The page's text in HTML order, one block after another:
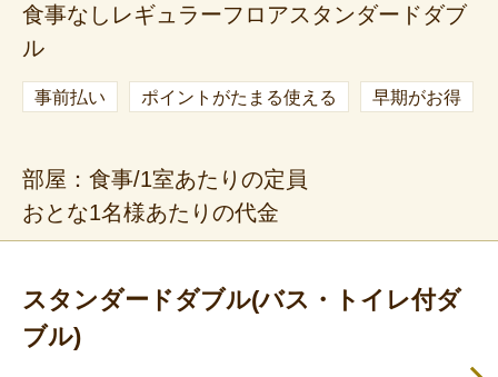
食事なしレギュラーフロアスタンダードダブ
ル
事前払い ポイントがたまる使える 早期がお得
部屋：食事/1室あたりの定員
おとな1名様あたりの代金
スタンダードダブル(バス・トイレ付ダ
ブル)